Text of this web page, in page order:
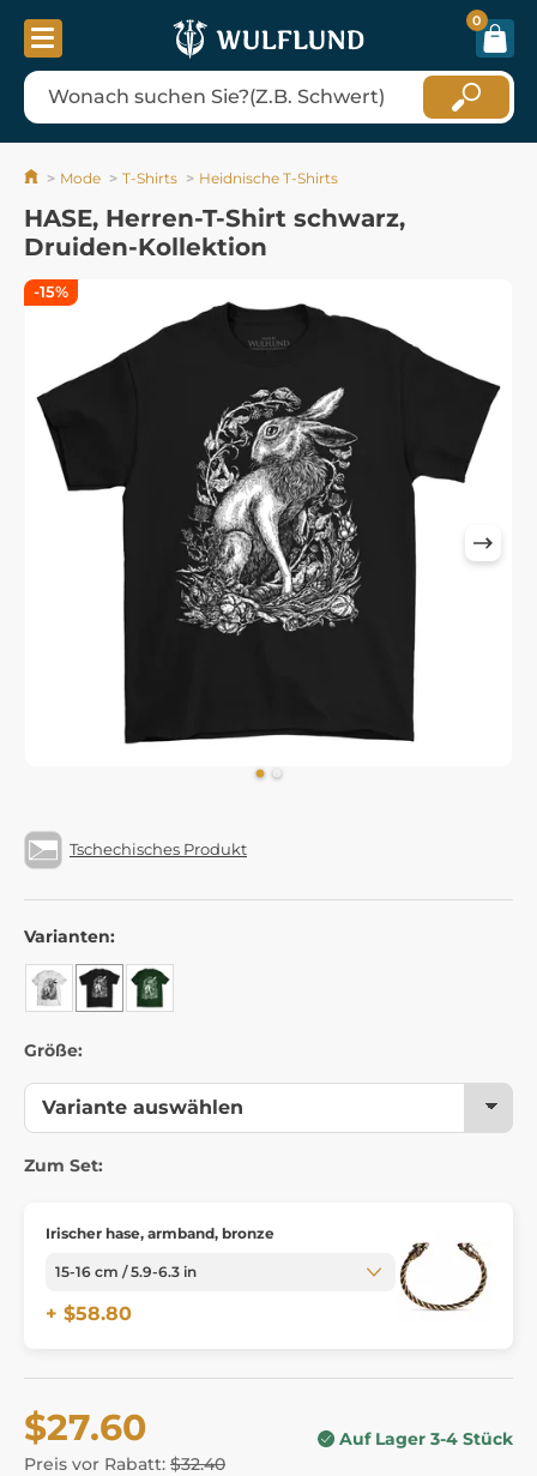
0
Mode T-Shirts Heidnische T-Shirts
HASE, Herren-T-Shirt schwarz,
Druiden-Kollektion
Tschechisches Produkt
Varianten:
Größe:
Zum Set:
Irischer hase, armband, bronze
+ $58.80
$27.60
Preis vor Rabatt: $32.40
Auf Lager 3-4 Stück
-15%